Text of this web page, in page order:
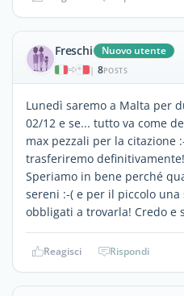
Freschi Nuovo utente
| 8POSTS
Lunedì saremo a Malta per
02/12 e se... tutto va come
max pezzali per la citazione
trasferiremo
Speriamo in bene perché
sereni :-( e per il piccolo
obbligati a trovarla! Credo e
Reagisci Rispondi